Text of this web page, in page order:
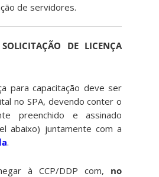
de servidores.
DE LICENÇA
para capacitação deve ser
no SPA, devendo conter o
preenchido e assinado
abaixo) juntamente com a
.
à CCP/DDP com, no